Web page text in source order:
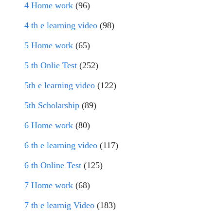
4 Home work (96)
4 th e learning video (98)
5 Home work (65)
5 th Onlie Test (252)
5th e learning video (122)
5th Scholarship (89)
6 Home work (80)
6 th e learning video (117)
6 th Online Test (125)
7 Home work (68)
7 th e learnig Video (183)